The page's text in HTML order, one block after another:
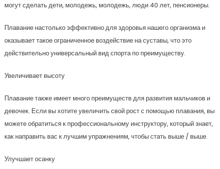
могут сделать дети, молодежь, молодежь, люди 40 лет, пенсионеры.
Плавание настолько эффективно для здоровья нашего организма и
оказывает такое ограниченное воздействие на суставы, что это
действительно универсальный вид спорта по преимуществу.
Увеличивает высоту
Плавание также имеет много преимуществ для развития мальчиков и
девочек. Если вы хотите увеличить свой рост с помощью плавания, вы
можете обратиться к профессиональному инструктору, который знает,
как направить вас к лучшим упражнениям, чтобы стать выше / выше.
Улучшает осанку